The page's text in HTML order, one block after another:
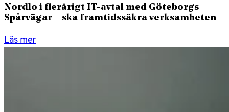
Nordlo i flerårigt IT-avtal med Göteborgs
Spårvägar – ska framtidssäkra verksamheten
Läs mer